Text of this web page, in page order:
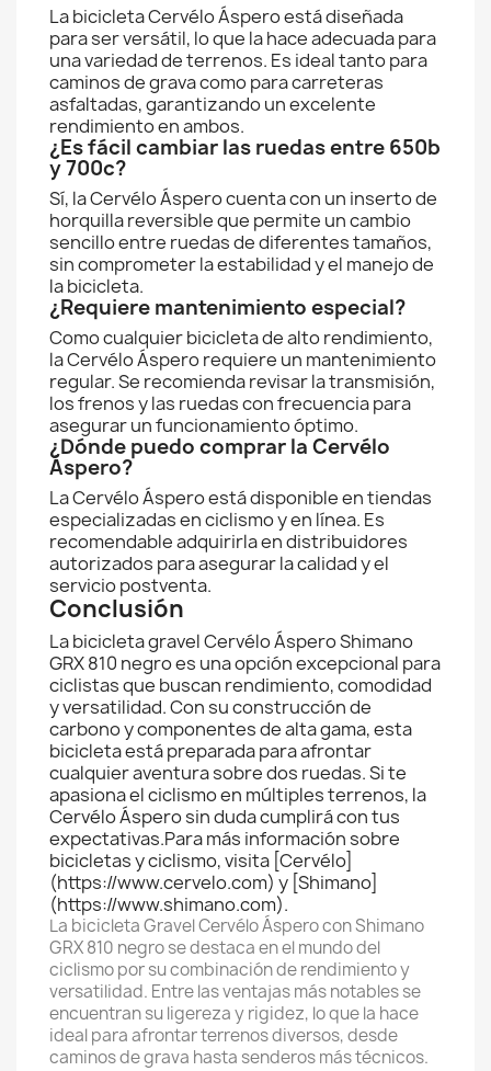
La bicicleta Cervélo Áspero está diseñada
para ser versátil, lo que la hace adecuada para
una variedad de terrenos. Es ideal tanto para
caminos de grava como para carreteras
asfaltadas, garantizando un excelente
rendimiento en ambos.
¿Es fácil cambiar las ruedas entre 650b
y 700c?
Sí, la Cervélo Áspero cuenta con un inserto de
horquilla reversible que permite un cambio
sencillo entre ruedas de diferentes tamaños,
sin comprometer la estabilidad y el manejo de
la bicicleta.
¿Requiere mantenimiento especial?
Como cualquier bicicleta de alto rendimiento,
la Cervélo Áspero requiere un mantenimiento
regular. Se recomienda revisar la transmisión,
los frenos y las ruedas con frecuencia para
asegurar un funcionamiento óptimo.
¿Dónde puedo comprar la Cervélo
Áspero?
La Cervélo Áspero está disponible en tiendas
especializadas en ciclismo y en línea. Es
recomendable adquirirla en distribuidores
autorizados para asegurar la calidad y el
servicio postventa.
Conclusión
La bicicleta gravel Cervélo Áspero Shimano
GRX 810 negro es una opción excepcional para
ciclistas que buscan rendimiento, comodidad
y versatilidad. Con su construcción de
carbono y componentes de alta gama, esta
bicicleta está preparada para afrontar
cualquier aventura sobre dos ruedas. Si te
apasiona el ciclismo en múltiples terrenos, la
Cervélo Áspero sin duda cumplirá con tus
expectativas.Para más información sobre
bicicletas y ciclismo, visita [Cervélo]
(https://www.cervelo.com) y [Shimano]
(https://www.shimano.com).
La bicicleta Gravel Cervélo Áspero con Shimano
GRX 810 negro se destaca en el mundo del
ciclismo por su combinación de rendimiento y
versatilidad. Entre las ventajas más notables se
encuentran su ligereza y rigidez, lo que la hace
ideal para afrontar terrenos diversos, desde
caminos de grava hasta senderos más técnicos.